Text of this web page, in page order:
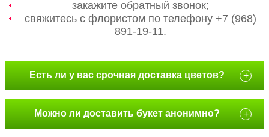
закажите обратный звонок;
свяжитесь с флористом по телефону +7 (968)
891-19-11.
Есть ли у вас срочная доставка цветов? +
Можно ли доставить букет анонимно? +